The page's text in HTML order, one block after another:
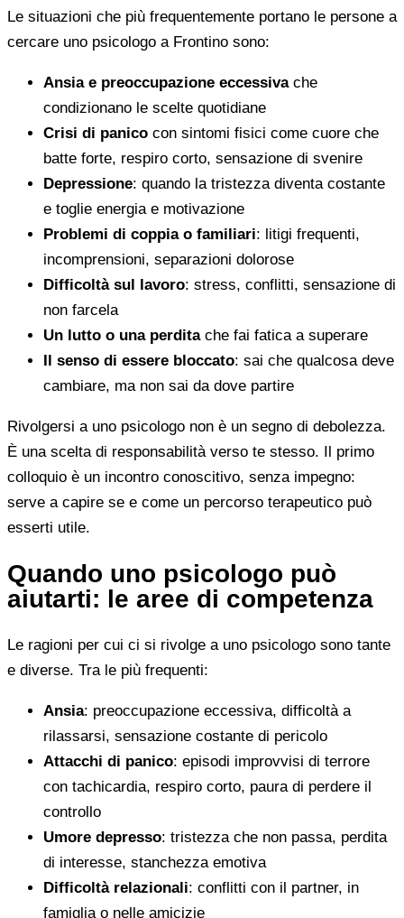
Le situazioni che più frequentemente portano le persone a
cercare uno psicologo a Frontino sono:
Ansia e preoccupazione eccessivache
condizionano le scelte quotidiane
Crisi di panico con sintomi fisici come cuore che
batte forte, respiro corto, sensazione di svenire
Depressione: quando la tristezza diventa costante
e toglie energia e motivazione
Problemi di coppia o familiari: litigi frequenti,
incomprensioni, separazioni dolorose
Difficoltà sul lavoro: stress, conflitti, sensazione di
non farcela
Un lutto o una perditache fai fatica a superare
Il senso di essere bloccato: sai che qualcosa deve
cambiare, ma non sai da dove partire
Rivolgersi a uno psicologo non è un segno di debolezza.
È una scelta di responsabilità verso te stesso. Il primo
colloquio è un incontro conoscitivo, senza impegno:
serve a capire se e come un percorso terapeutico può
esserti utile.
Quando uno psicologo può
aiutarti: le aree di competenza
Le ragioni per cui ci si rivolge a uno psicologo sono tante
e diverse. Tra le più frequenti:
Ansia: preoccupazione eccessiva, difficoltà a
rilassarsi, sensazione costante di pericolo
Attacchi di panico: episodi improvvisi di terrore
con tachicardia, respiro corto, paura di perdere il
controllo
Umore depresso: tristezza che non passa, perdita
di interesse, stanchezza emotiva
Difficoltà relazionali: conflitti con il partner, in
famiglia o nelle amicizie